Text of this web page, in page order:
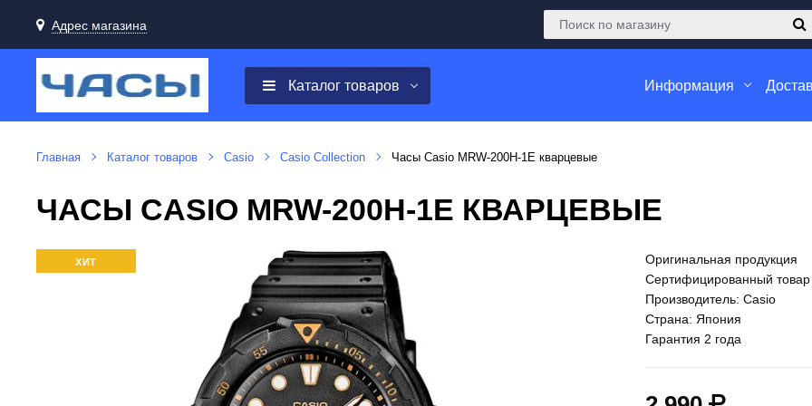
Адрес магазина
Каталог товаров Информация
Главная Каталог товаров Casio Casio Collection Часы Casio MRW-200H-1E кварцевые
ЧАСЫ CASIO MRW-200H-1E КВАРЦЕВЫЕ
ХИТ
Оригинальная продукция
Сертифицированный
Производитель: Casio
Страна: Япония
Гарантия 2 года